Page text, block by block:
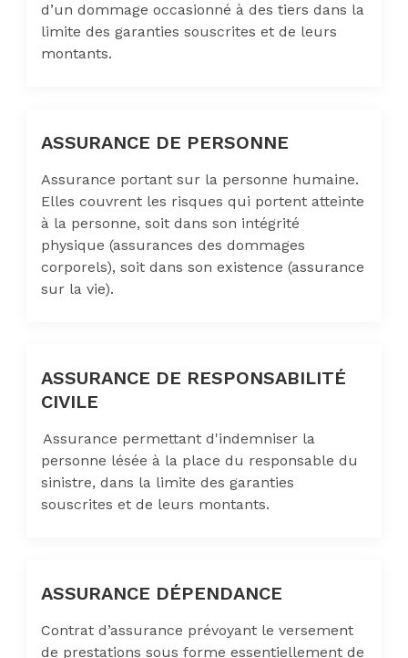
d’un dommage occasionné à des tiers dans la
limite des garanties souscrites et de leurs
montants.
ASSURANCE DE PERSONNE
Assurance portant sur la personne humaine.
Elles couvrent les risques qui portent atteinte
à la personne, soit dans son intégrité
physique (assurances des dommages
corporels), soit dans son existence (assurance
sur la vie).
ASSURANCE DE RESPONSABILITÉ
CIVILE
Assurance permettant d'indemniser la
personne lésée à la place du responsable du
sinistre, dans la limite des garanties
souscrites et de leurs montants.
ASSURANCE DÉPENDANCE
Contrat d’assurance prévoyant le versement
de prestations sous forme essentiellement de